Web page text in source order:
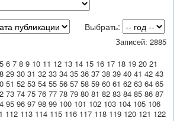
Выбрать:
Записей: 2885
5 6 7 8 9 10 11 12 13 14 15 16 17 18 19 20 21
29 30 31 32 33 34 35 36 37 38 39 40 41 42 43
51 52 53 54 55 56 57 58 59 60 61 62 63 64 65
73 74 75 76 77 78 79 80 81 82 83 84 85 86 87
95 96 97 98 99 100 101 102 103 104 105 106
112 113 114 115 116 117 118 119 120 121 122